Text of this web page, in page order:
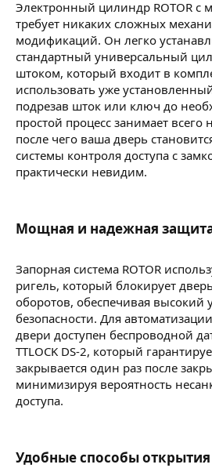
Электронный цилиндр ROTOR с
требует никаких сложных
модификаций. Он легко
стандартный универсальный
штоком, который входит в
использовать уже
подрезав шток или ключ до
простой процесс занимает всего
после чего ваша дверь
системы контроля доступа с
практически невидим.
Мощная и надежная
Запорная система ROTOR
ригель, который блокирует
оборотов, обеспечивая высокий
безопасности. Для
двери доступен беспроводной
TTLOCK DS-2, который
закрывается один раз после
минимизируя вероятность
доступа.
Удобные способы открытия​